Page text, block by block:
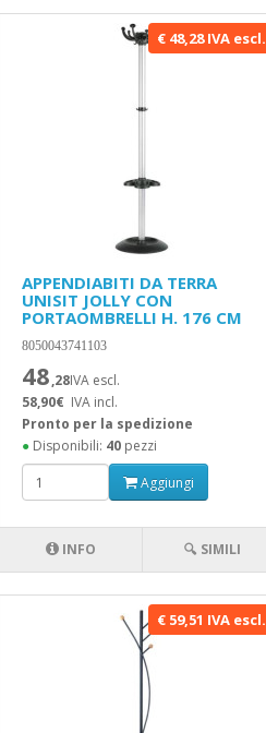
€ 48,28 IVA escl.
APPENDIABITI DA TERRA
UNISIT JOLLY CON
PORTAOMBRELLI H. 176 CM
8050043741103
48,28IVA escl.
58,90€ IVA incl.
Pronto per la spedizione
●Disponibili: 40pezzi
Aggiungi
INFO 🔍 SIMILI
€ 59,51 IVA escl.